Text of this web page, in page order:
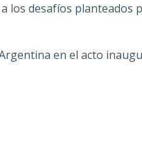
los desafíos
en el acto